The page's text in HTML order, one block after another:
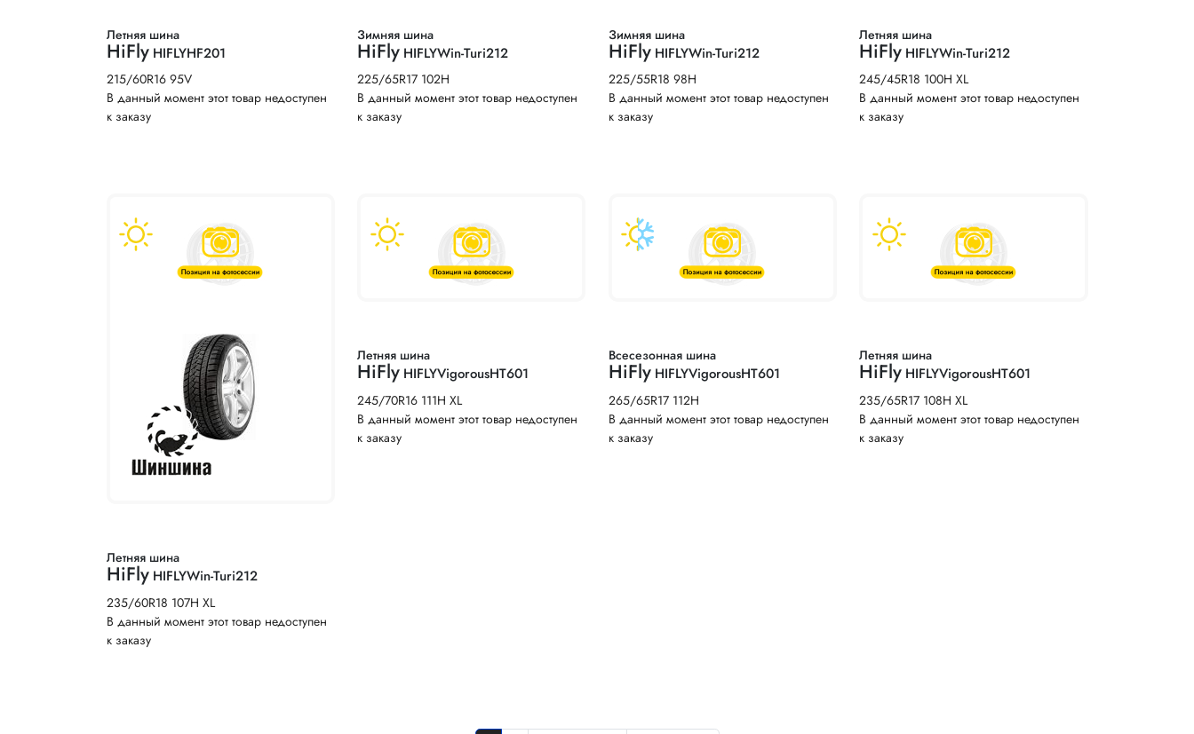
Летняя шина
HiFly HIFLYHF201
215/60R16 95V
В данный момент этот товар недоступен
к заказу
Зимняя шина
HiFly HIFLYWin-Turi212
225/65R17 102H
В данный момент этот товар недоступен
к заказу
Зимняя шина
HiFly HIFLYWin-Turi212
225/55R18 98H
В данный момент этот товар недоступен
к заказу
Летняя шина
HiFly HIFLYWin-Turi212
245/45R18 100H XL
В данный момент этот товар недоступен
к заказу
Летняя шина
HiFly HIFLYWin-Turi212
235/60R18 107H XL
В данный момент этот товар недоступен
к заказу
Летняя шина
HiFly HIFLYVigorousHT601
245/70R16 111H XL
В данный момент этот товар недоступен
к заказу
Всесезонная шина
HiFly HIFLYVigorousHT601
265/65R17 112H
В данный момент этот товар недоступен
к заказу
Летняя шина
HiFly HIFLYVigorousHT601
235/65R17 108H XL
В данный момент этот товар недоступен
к заказу